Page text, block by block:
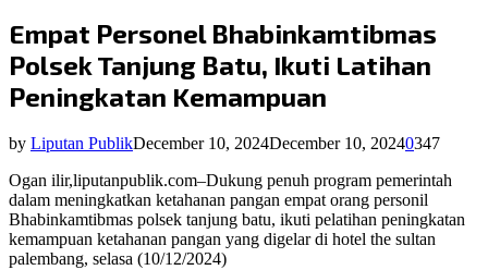
Empat Personel Bhabinkamtibmas
Polsek Tanjung Batu, Ikuti Latihan
Peningkatan Kemampuan
by Liputan PublikDecember 10, 2024December 10, 20240347
Ogan ilir,liputanpublik.com–Dukung penuh program pemerintah
dalam meningkatkan ketahanan pangan empat orang personil
Bhabinkamtibmas polsek tanjung batu, ikuti pelatihan peningkatan
kemampuan ketahanan pangan yang digelar di hotel the sultan
palembang, selasa (10/12/2024)